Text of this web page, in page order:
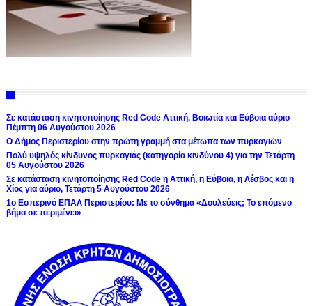
Σε κατάσταση κινητοποίησης Red Code Αττική, Βοιωτία και Εύβοια αύριο
Πέμπτη 06 Αυγούστου 2026
Ο Δήμος Περιστερίου στην πρώτη γραμμή στα μέτωπα των πυρκαγιών
Πολύ υψηλός κίνδυνος πυρκαγιάς (κατηγορία κινδύνου 4) για την Τετάρτη
05 Αυγούστου 2026
Σε κατάσταση κινητοποίησης Red Code η Αττική, η Εύβοια, η Λέσβος και η
Χίος για αύριο, Τετάρτη 5 Αυγούστου 2026
1ο Εσπερινό ΕΠΑΛ Περιστερίου: Με το σύνθημα «Δουλεύεις; Το επόμενο
βήμα σε περιμένει»